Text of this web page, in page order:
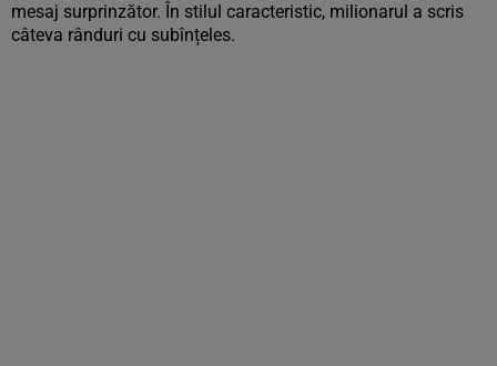
mesaj surprinzător. În stilul caracteristic, milionarul a scris
câteva rânduri cu subînțeles.